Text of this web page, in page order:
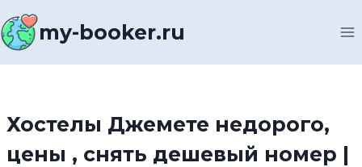
к
содержимомуmy-booker.ru
Хостелы Джемете недорого,
цены , снять дешевый номер |